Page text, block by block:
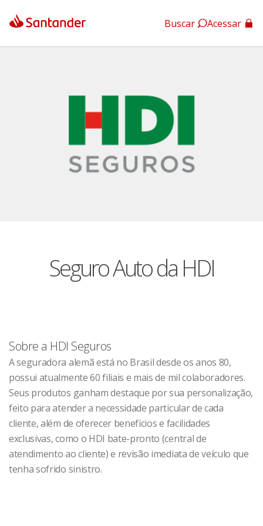
App Santander Buscar Acessar
Seguro Auto da HDI
Sobre a HDI Seguros
A seguradora alemã está no Brasil desde os anos 80,
possui atualmente 60 filiais e mais de mil colaboradores.
Seus produtos ganham destaque por sua personalização,
feito para atender a necessidade particular de cada
cliente, além de oferecer benefícios e facilidades
exclusivas, como o HDI bate-pronto (central de
atendimento ao cliente) e revisão imediata de veículo que
tenha sofrido sinistro.